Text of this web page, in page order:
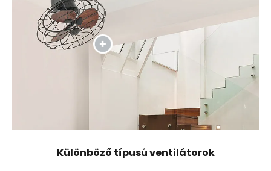
Különböző típusú ventilátorok